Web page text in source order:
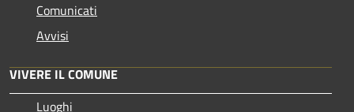
Comunicati
Avvisi
VIVERE IL COMUNE
Luoghi